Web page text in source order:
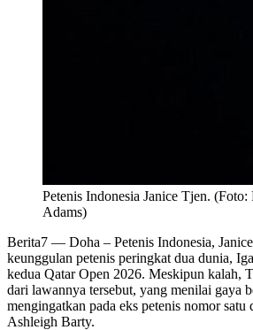
Petenis Indonesia Janice Tjen.
Adams)
Berita7 — Doha – Petenis Indonesia,
keunggulan petenis peringkat dua dunia,
kedua Qatar Open 2026. Meskipun kalah,
dari lawannya tersebut, yang menilai gaya
mengingatkan pada eks petenis nomor satu
Ashleigh Barty.